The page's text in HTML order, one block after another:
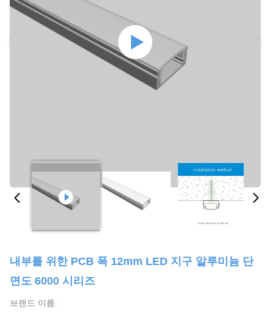
내부를 위한 PCB 폭 12mm LED 지구 알루미늄 단
면도 6000 시리즈
브랜드 이름: